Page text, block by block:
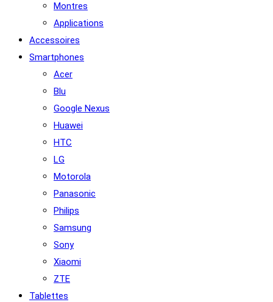
Montres
Applications
Accessoires
Smartphones
Acer
Blu
Google Nexus
Huawei
HTC
LG
Motorola
Panasonic
Philips
Samsung
Sony
Xiaomi
ZTE
Tablettes